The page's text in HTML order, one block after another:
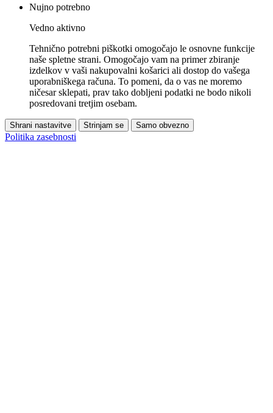
Nujno potrebno
Vedno aktivno
Tehnično potrebni piškotki omogočajo le osnovne funkcije
naše spletne strani. Omogočajo vam na primer zbiranje
izdelkov v vaši nakupovalni košarici ali dostop do vašega
uporabniškega računa. To pomeni, da o vas ne moremo
ničesar sklepati, prav tako dobljeni podatki ne bodo nikoli
posredovani tretjim osebam.
Shrani nastavitve Strinjam se Samo obvezno
Politika zasebnosti